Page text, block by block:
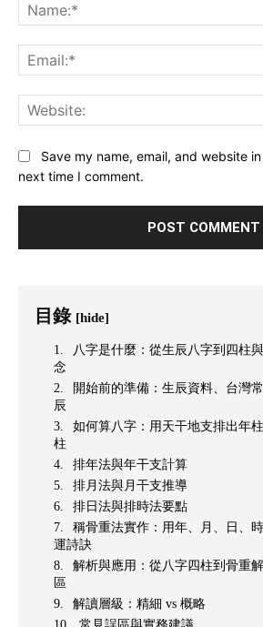
Save my name, email, and website
next time I comment.
目錄 [hide]
八字是什麼：從生辰八字到四柱
念
開始前的準備：生辰資料、台灣
辰
如何算八字：用天干地支排出年
柱
排年法與年干支計算
排月法與月干支推導
排日法與排時法要點
稱骨重法實作：用年、月、日、
運詩訣
解析與應用：從八字四柱到骨重
區
解讀層級：精細 vs 概略